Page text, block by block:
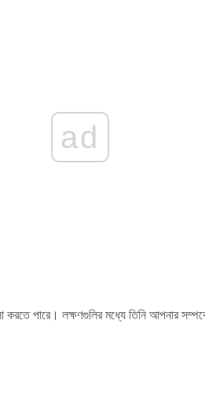
ad
পারে। লক্ষণগুলির মধ্যে তিনি আপনার